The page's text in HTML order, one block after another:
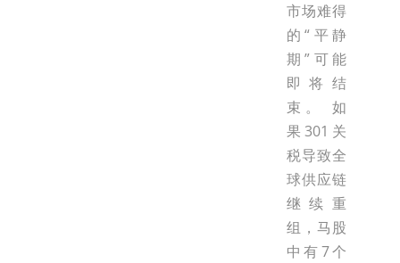
市场难得
的“平静
期”可能
即将结
束。 如
果301关
税导致全
球供应链
继续重
组，马股
中有7个